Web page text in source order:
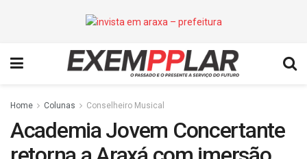
Home Colunas Conselheiro Musical
Academia Jovem Concertante